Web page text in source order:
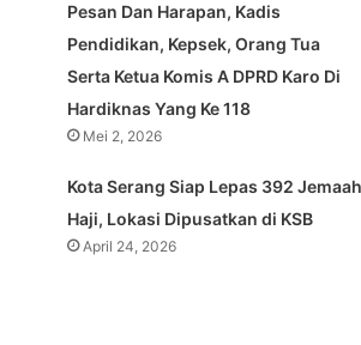
Pesan Dan Harapan, Kadis
Pendidikan, Kepsek, Orang Tua
Serta Ketua Komis A DPRD Karo Di
Hardiknas Yang Ke 118
Mei 2, 2026
Kota Serang Siap Lepas 392 Jemaah
Haji, Lokasi Dipusatkan di KSB
April 24, 2026